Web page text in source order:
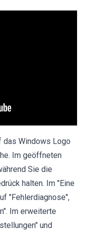
das Windows Logo
Im geöffneten
Sie die
halten. Im "Eine
"Fehlerdiagnose",
Im erweiterte
und